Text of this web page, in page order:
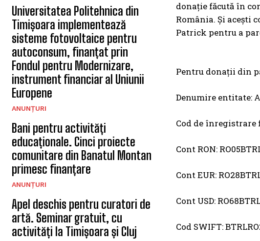
Universitatea Politehnica din
Timișoara implementează
sisteme fotovoltaice pentru
autoconsum, finanțat prin
Fondul pentru Modernizare,
instrument financiar al Uniunii
Europene
ANUNȚURI
Bani pentru activități
educaționale. Cinci proiecte
comunitare din Banatul Montan
primesc finanțare
ANUNȚURI
Apel deschis pentru curatori de
artă. Seminar gratuit, cu
activități la Timișoara și Cluj
donație făcută în
România. Și acești
Patrick pentru a
Pentru donații din
Denumire entitate:
Cod de înregistrare
Cont RON:
Cont EUR:
Cont USD:
Cod SWIFT: